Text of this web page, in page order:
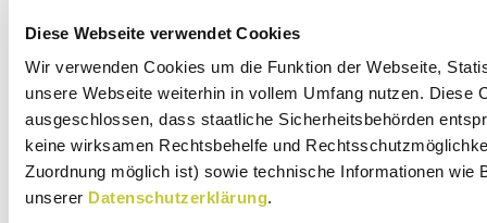
Diese Webseite verwendet Cookies
Wir verwenden Cookies um die Funktion der Webseite,
unsere Webseite weiterhin in vollem Umfang nutzen.
ausgeschlossen, dass staatliche Sicherheitsbehörden
keine wirksamen Rechtsbehelfe und
Zuordnung möglich ist) sowie technische Informationen wie
unserer Datenschutzerklärung.